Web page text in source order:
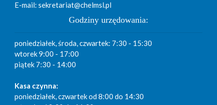
E-mail: sekretariat@chelmsl.pl
Godziny urzędowania:
poniedziałek, środa, czwartek: 7:30 - 15:30
wtorek 9:00 - 17:00
piątek 7:30 - 14:00
Kasa czynna:
poniedziałek, czwartek od 8:00 do 14:30